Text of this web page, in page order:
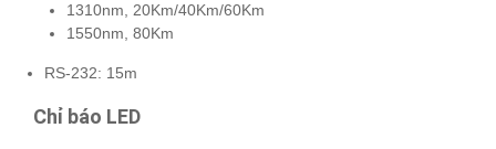
1310nm, 20Km/40Km/60Km
1550nm, 80Km
RS-232: 15m
Chỉ báo LED